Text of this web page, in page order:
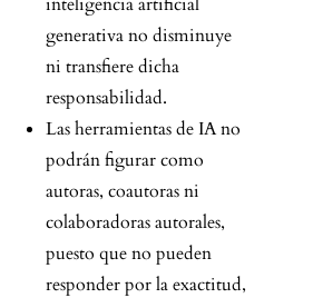
generativa no disminuye
ni transfiere dicha
responsabilidad.
Las herramientas de IA no
podrán figurar como
autoras, coautoras ni
colaboradoras autorales,
puesto que no pueden
responder por la exactitud,